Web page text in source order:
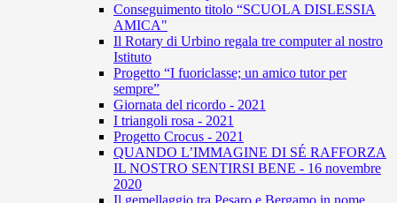
Conseguimento titolo “SCUOLA DISLESSIA
AMICA"
Il Rotary di Urbino regala tre computer al nostro
Istituto
Progetto “I fuoriclasse; un amico tutor per
sempre”
Giornata del ricordo - 2021
I triangoli rosa - 2021
Progetto Crocus - 2021
QUANDO L’IMMAGINE DI SÉ RAFFORZA
IL NOSTRO SENTIRSI BENE - 16 novembre
2020